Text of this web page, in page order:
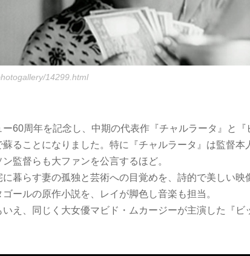
14299.html
60周年を記念し、中期の代表作『チャルラータ』と『
ることになりました。特に『チャルラータ』は監督本
監督らも大ファンを公言するほど。
暮らす妻の孤独と芸術への目覚めを、詩的で美しい映
ールの原作小説を、レイが脚色し音楽も担当。
え、同じく大女優マビド・ムカージーが主演した『ビ